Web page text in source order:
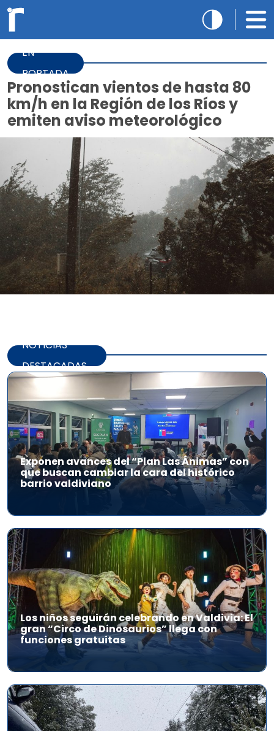
EN
PORTADA
Pronostican vientos de hasta 80
km/h en la Región de los Ríos y
emiten aviso meteorológico
NOTICIAS
DESTACADAS
Exponen avances del “Plan Las Ánimas” con
que buscan cambiar la cara del histórico
barrio valdiviano
Los niños seguirán celebrando en Valdivia: El
gran “Circo de Dinosaurios” llega con
funciones gratuitas